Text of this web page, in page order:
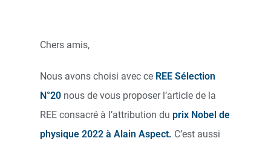
Chers amis,
Nous avons choisi avec ce REE Sélection
N°20 nous de vous proposer l’article de la
REE consacré à l’attribution du prix Nobel de
physique 2022 à Alain Aspect. C’est aussi